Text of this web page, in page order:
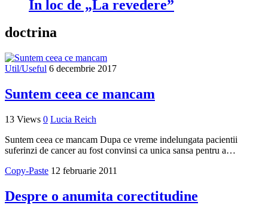
In loc de „La revedere”
doctrina
Util/Useful 6 decembrie 2017
Suntem ceea ce mancam
13 Views 0 Lucia Reich
Suntem ceea ce mancam Dupa ce vreme indelungata pacientii
suferinzi de cancer au fost convinsi ca unica sansa pentru a…
Copy-Paste 12 februarie 2011
Despre o anumita corectitudine